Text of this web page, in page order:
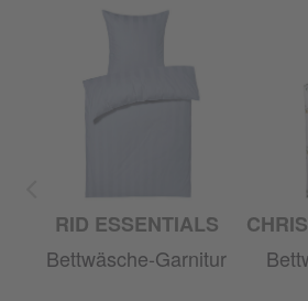
RID ESSENTIALS
Bettwäsche-Garnitur